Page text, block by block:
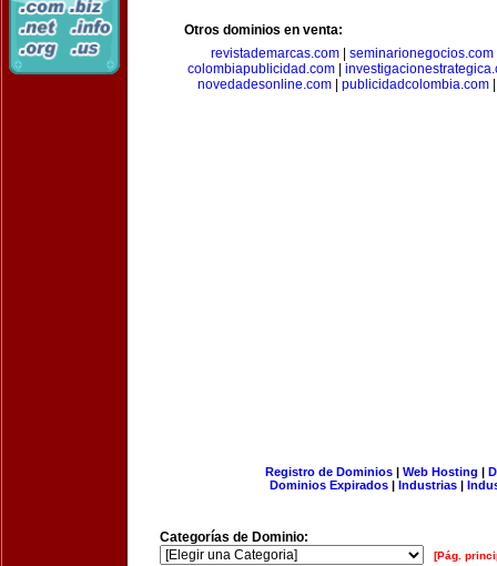
Otros dominios en venta:
revistademarcas.com
seminarionegocios.com
colombiapublicidad.com
novedadesonline.com
publicidadcolombia.com
Registro de Dominios| Web Hosting |
Dominios Expirados | Industrias |
Categorías de Dominio:
[Pág.